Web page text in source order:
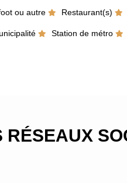
ou autre Restaurant(s)
Station de métro
RÉSEAUX